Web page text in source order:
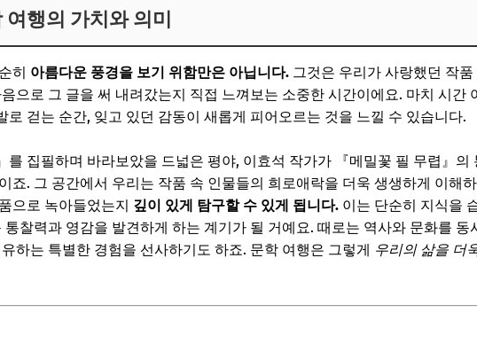
행의 가치와 의미
히 아름다운 풍경을 보기 위함만은 아닙니다. 그것은 우리가 사랑했던 작품
으로 그 글을 써 내려갔는지 직접 느껴보는 소중한 시간이에요. 마치 시간
로 걷는 순간, 잊고 있던 감동이 새롭게 피어오르는 것을 느낄 수 있습니다.
집필하며 바라보았을 드넓은 평야, 이효석 작가가 『메밀꽃 필 무렵』의
죠. 그 공간에서 우리는 작품 속 인물들의 희로애락을 더욱 생생하게 이해
으로 녹아들었는지 깊이 있게 탐구할 수 있게 됩니다. 이는 단순히 지식을
찰력과 영감을 발견하게 하는 계기가 될 거예요. 때로는 역사와 문화를 동
하는 특별한 경험을 선사하기도 하죠. 문학 여행은 그렇게 우리의 삶을 더